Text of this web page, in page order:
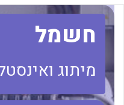
לכל מוצרי היצרן
חשמל
מיתוג